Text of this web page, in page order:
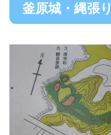
釜原城・縄張り